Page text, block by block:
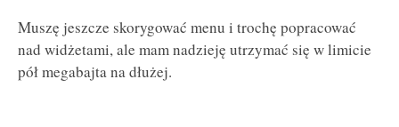
Muszę jeszcze skorygować menu i trochę popracować
nad widżetami, ale mam nadzieję utrzymać się w limicie
pół megabajta na dłużej.